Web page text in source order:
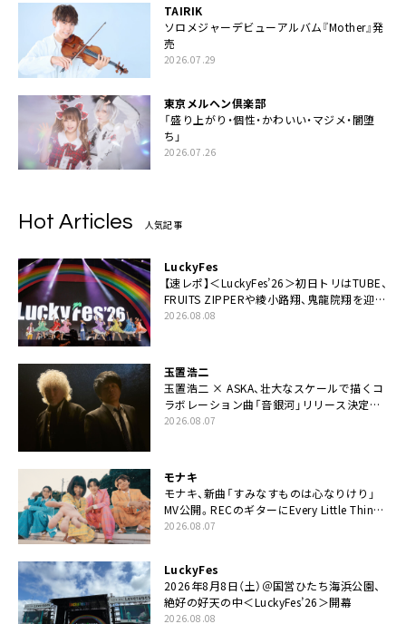
TAIRIK
ソロメジャーデビューアルバム『Mother』発
売
2026.07.29
東京メルヘン倶楽部
「盛り上がり・個性・かわいい・マジメ・闇堕
ち」
2026.07.26
Hot Articles 人気記事
LuckyFes
【速レポ】＜LuckyFes’26＞初日トリはTUBE、
FRUITS ZIPPERや綾小路翔、鬼龍院翔を迎え
た豪華コラボも「知ってたらぜひ一緒に歌っ
2026.08.08
玉置浩二
玉置浩二 × ASKA、壮大なスケールで描くコ
ラボレーション曲「音銀河」リリース決定。
カップリングには新曲「命の宿り」収録も
2026.08.07
モナキ
モナキ、新曲「すみなすものは心なりけり」
MV公開。RECのギターにEvery Little Thing・
伊藤一朗参加も
2026.08.07
LuckyFes
2026年8月8日（土）＠国営ひたち海浜公園、
絶好の好天の中＜LuckyFes’26＞開幕
2026.08.08